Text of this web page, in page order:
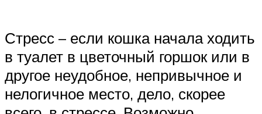
Стресс – если кошка начала ходить
в туалет в цветочный горшок или в
другое неудобное, непривычное и
нелогичное место, дело, скорее